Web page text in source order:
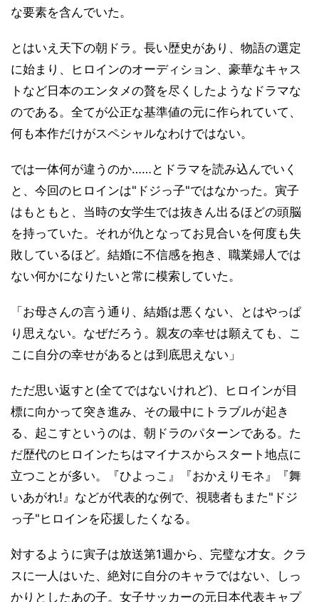
な要素を含んでいた。
とはいえ天下の朝ドラ。長い歴史があり、物語の選定
に始まり、ヒロインのオーディション、豪華なキャス
トなど日本のエンタメの贅を尽くしたようなドラマな
のである。全てが公正な基準値の元に作られていて、
何も本作だけがスペシャルなわけではない。
では一体何が違うのか……とドラマを読み込んでいく
と、今回のヒロインは"ドジっ子"ではなかった。寅子
はもともと、当時の女学生では抜きん出るほどの頭脳
を持っていた。それが仇となってお見合いを何度も失
敗しているほど。結婚に不信感を抱き、職業婦人では
ない何かになりたいと常に模索していた。
「お母さんの言う通り、結婚は悪くない、とはやっぱ
り思えない。なぜだろう。親友の幸せは願えても、こ
こに自分の幸せがあるとは到底思えない」
ただ思い返すと(全てではないけれど)、ヒロインが目
標に向かって突き進み、その最中にトラブルが起き
る、起こすというのは、朝ドラのパターンである。た
だ歴代のヒロインたちはマイナスからスタート地点に
立つことが多い。『ひよっこ』『おかえりモネ』『舞
いあがれ!』などが代表的な例で、視聴者もまた"ドジ
っ子"ヒロインを応援したくなる。
対するように寅子は放送第1週から、完璧な才女。クラ
スに一人はいた、絶対に自分のキャラではない、しっ
かりとしたあの子。女子サッカーの元日本代表キャプ